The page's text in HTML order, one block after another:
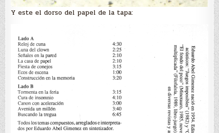
Y este el dorso del papel de la tapa: